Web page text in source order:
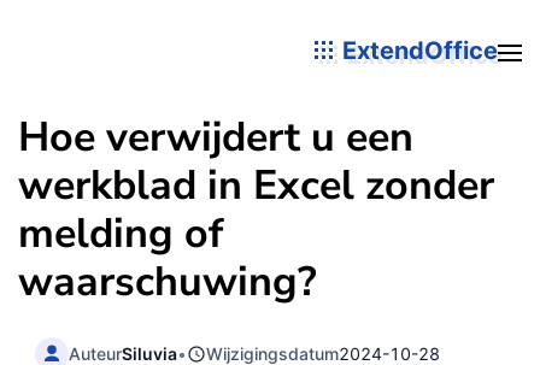
ExtendOffice
Hoe verwijdert u een
werkblad in Excel zonder
melding of
waarschuwing?
AuteurSiluvia• Wijzigingsdatum2024-10-28